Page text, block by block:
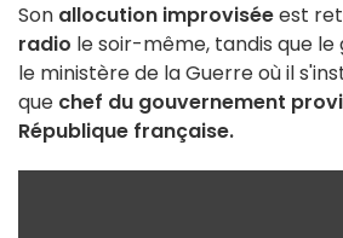
Son allocution improviséeest
radio le soir-même, tandis que
le ministère de la Guerre où il
que chef du gouvernement
République française.